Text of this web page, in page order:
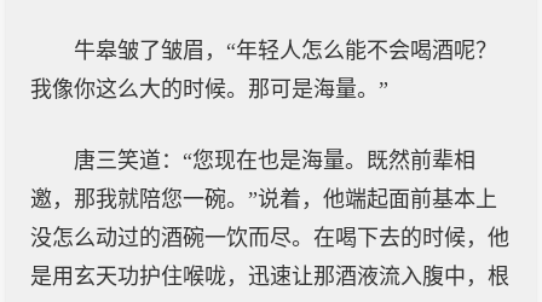
牛皋皱了皱眉，“年轻人怎么能不会喝酒呢？
我像你这么大的时候。那可是海量。”
唐三笑道：“您现在也是海量。既然前辈相
邀，那我就陪您一碗。”说着，他端起面前基本上
没怎么动过的酒碗一饮而尽。在喝下去的时候，他
是用玄天功护住喉咙，迅速让那酒液流入腹中，根